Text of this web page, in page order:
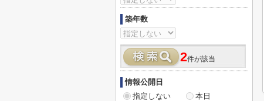
築年数
2件が該当
情報公開日
指定しない
本日